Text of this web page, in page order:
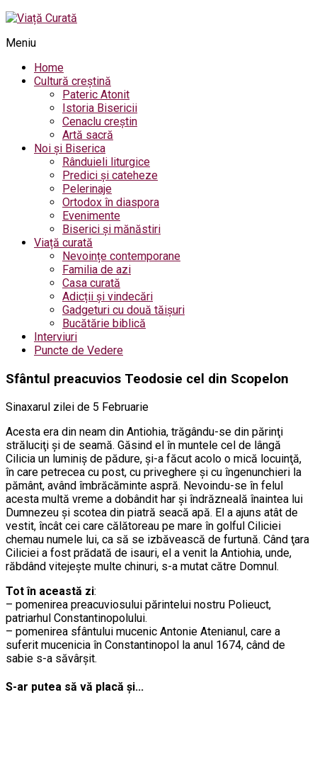
Meniu
Home
Cultură creștină
Pateric Atonit
Istoria Bisericii
Cenaclu creștin
Artă sacră
Noi și Biserica
Rânduieli liturgice
Predici și cateheze
Pelerinaje
Ortodox în diaspora
Evenimente
Biserici și mănăstiri
Viață curată
Nevoințe contemporane
Familia de azi
Casa curată
Adicții și vindecări
Gadgeturi cu două tăișuri
Bucătărie biblică
Interviuri
Puncte de Vedere
Sfântul preacuvios Teodosie cel din Scopelon
Sinaxarul zilei de 5 Februarie
Acesta era din neam din Antiohia, trăgându-se din părinţi
străluciţi şi de seamă. Găsind el în muntele cel de lângă
Cilicia un luminiş de pădure, şi-a făcut acolo o mică locuinţă,
în care petrecea cu post, cu priveghere şi cu îngenunchieri la
pământ, având îmbrăcăminte aspră. Nevoindu-se în felul
acesta multă vreme a dobândit har şi îndrăzneală înaintea lui
Dumnezeu şi scotea din piatră seacă apă. El a ajuns atât de
vestit, încât cei care călătoreau pe mare în golful Ciliciei
chemau numele lui, ca să se izbăvească de furtună. Când ţara
Ciliciei a fost prădată de isauri, el a venit la Antiohia, unde,
răbdând vitejeşte multe chinuri, s-a mutat către Domnul.
Tot în această zi:
– pomenirea preacuviosului părintelui nostru Polieuct,
patriarhul Constantinopolului.
– pomenirea sfântului mucenic Antonie Atenianul, care a
suferit mucenicia în Constantinopol la anul 1674, când de
sabie s-a săvârşit.
S-ar putea să vă placă și...